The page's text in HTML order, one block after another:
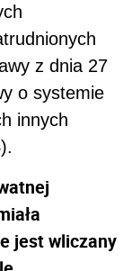
z dnia 27
o systemie
innych
jest wliczany